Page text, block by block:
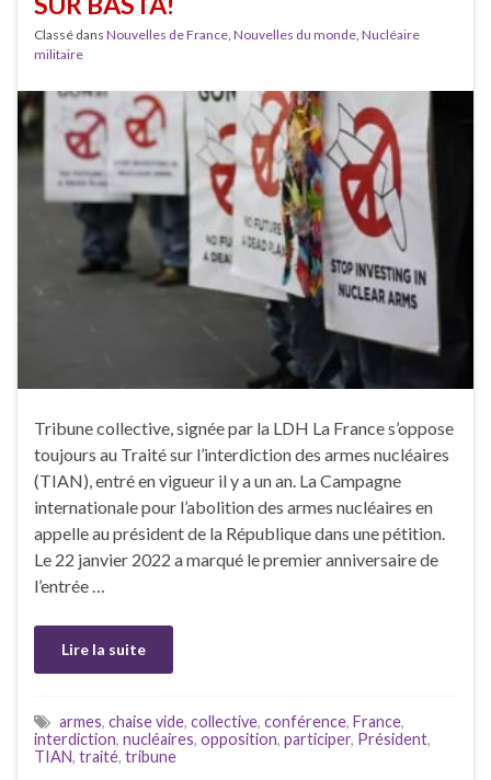
Classé dans Nouvelles de France, Nouvelles du monde, Nucléaire
militaire
Tribune collective, signée par la LDH La France s’oppose
toujours au Traité sur l’interdiction des armes nucléaires
(TIAN), entré en vigueur il y a un an. La Campagne
internationale pour l’abolition des armes nucléaires en
appelle au président de la République dans une pétition.
Le 22 janvier 2022 a marqué le premier anniversaire de
l’entrée …
Lire la suite
armes, chaise vide, collective, conférence, France,
interdiction, nucléaires, opposition, participer, Président,
TIAN, traité, tribune